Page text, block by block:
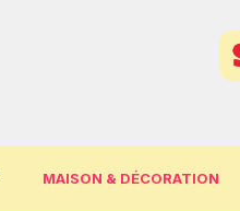
MAISON & DÉCORATION